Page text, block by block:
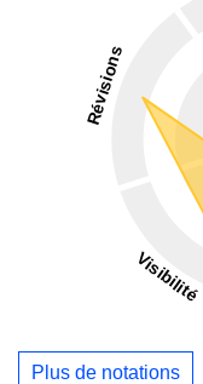
Plus de notations